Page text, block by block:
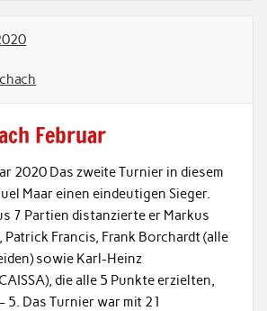
Februar
2020 Das zweite Turnier in diesem
Maar einen eindeutigen Sieger.
7 Partien distanzierte er Markus
Francis, Frank Borchardt (alle
sowie Karl-Heinz
die alle 5 Punkte erzielten,
5. Das Turnier war mit 21